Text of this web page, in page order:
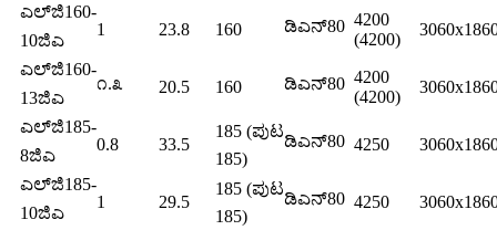
ಎಲ್‌ಜಿ160-
10ಜಿಎ
1 23.8 160 ಡಿಎನ್80 4200
(4200)
ಎಲ್‌ಜಿ160-
13ಜಿಎ
೧.೩ 20.5 160 ಡಿಎನ್80 4200
(4200)
ಎಲ್‌ಜಿ185-
8ಜಿಎ
0.8 33.5
185 (ಪುಟ
185)
ಡಿಎನ್80 4250
ಎಲ್‌ಜಿ185-
10ಜಿಎ
1 29.5
185 (ಪುಟ
185)
ಡಿಎನ್80 4250